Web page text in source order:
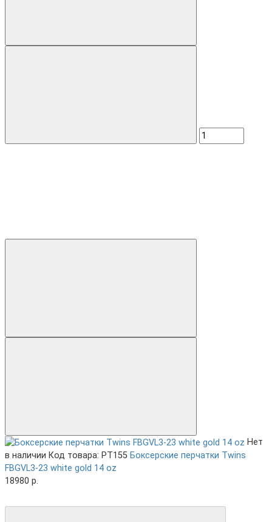
Нет
в наличии Код товара: PT155 Боксерские перчатки Twins
FBGVL3-23 white gold 14 oz
18980 р.